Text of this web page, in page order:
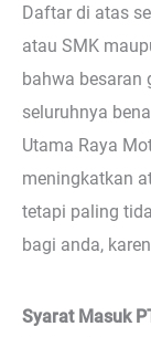
Daftar di atas
atau SMK
bahwa besaran
seluruhnya
Utama Raya
meningkatkan
tetapi paling
bagi anda,
Syarat Masuk